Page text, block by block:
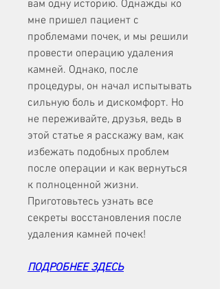
вам одну историю. Однажды ко
мне пришел пациент с
проблемами почек, и мы решили
провести операцию удаления
камней. Однако, после
процедуры, он начал испытывать
сильную боль и дискомфорт. Но
не переживайте, друзья, ведь в
этой статье я расскажу вам, как
избежать подобных проблем
после операции и как вернуться
к полноценной жизни.
Приготовьтесь узнать все
секреты восстановления после
удаления камней почек!
ПОДРОБНЕЕ ЗДЕСЬ